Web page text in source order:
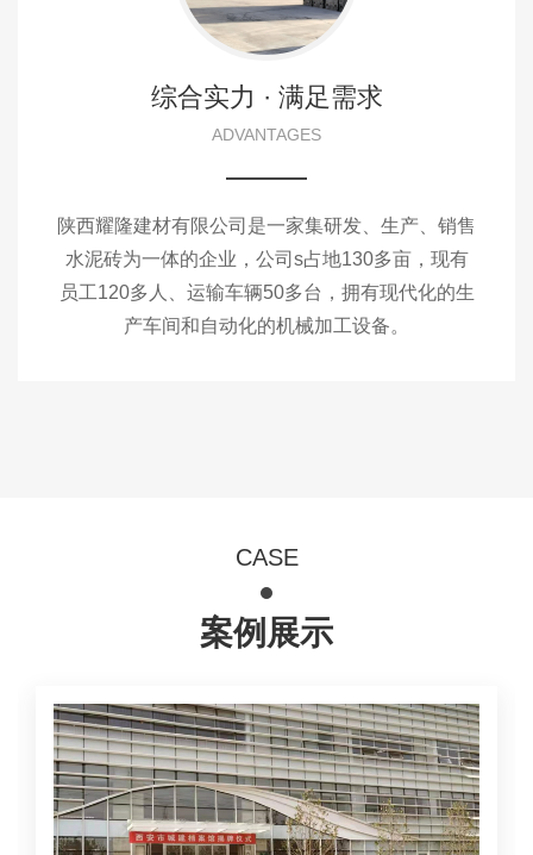
综合实力 · 满足需求
ADVANTAGES
陕西耀隆建材有限公司是一家集研发、生产、销售
水泥砖为一体的企业，公司s占地130多亩，现有
员工120多人、运输车辆50多台，拥有现代化的生
产车间和自动化的机械加工设备。
CASE
案例展示